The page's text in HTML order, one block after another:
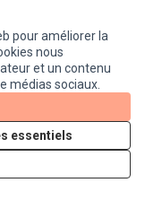
pour améliorer la
nous
et un contenu
médias sociaux.
essentiels